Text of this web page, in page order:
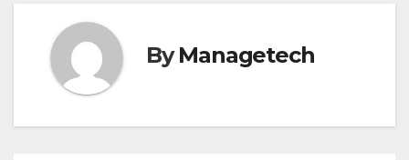
ー
シ
ByManagetech